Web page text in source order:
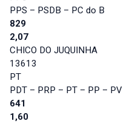
PPS – PSDB – PC do B
829
2,07
CHICO DO JUQUINHA
13613
PT
PDT – PRP – PT – PP – PV
641
1,60